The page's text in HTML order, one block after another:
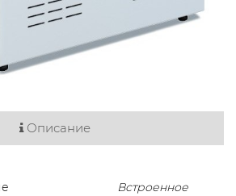
Описание
Встроенное